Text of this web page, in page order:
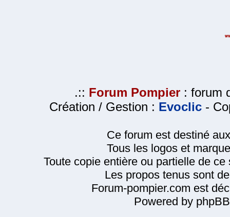
.:: Forum Pompier : forum
Création / Gestion : Evoclic -
Ce forum est destiné
Tous les logos et
Toute copie entière ou partielle de
Les propos tenus sont
Forum-pompier.com est
Powered by